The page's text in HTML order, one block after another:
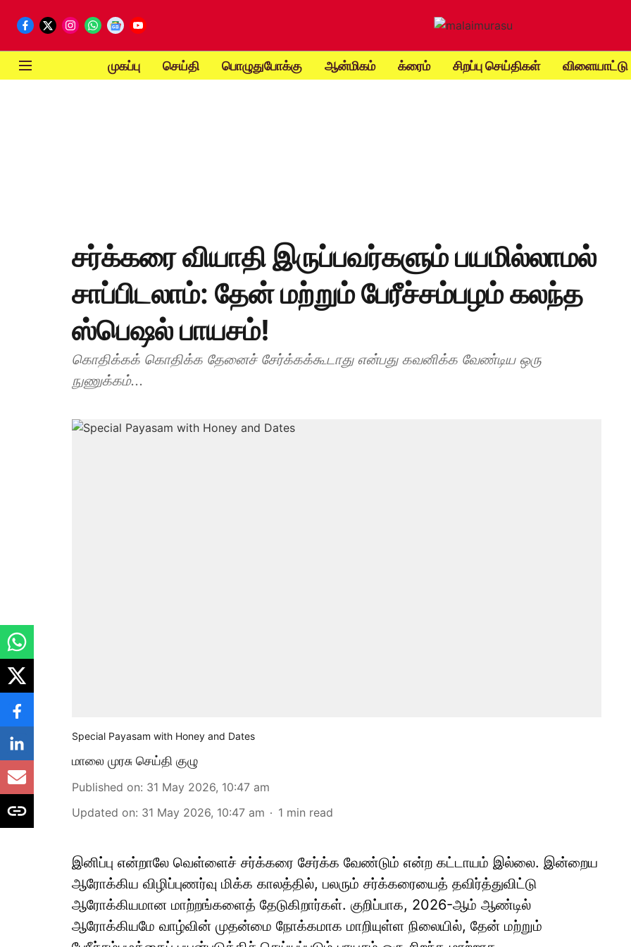
முகப்பு செய்தி பொழுதுபோக்கு ஆன்மிகம் க்ரைம் சிறப்பு செய்திகள் விளையாட்டு
சர்க்கரை வியாதி இருப்பவர்களும் பயமில்லாமல்
சாப்பிடலாம்: தேன் மற்றும் பேரீச்சம்பழம் கலந்த
ஸ்பெஷல் பாயசம்!
கொதிக்கக் கொதிக்க தேனைச் சேர்க்கக்கூடாது என்பது கவனிக்க வேண்டிய ஒரு
நுணுக்கம்...
Special Payasam with Honey and Dates
மாலை முரசு செய்தி குழு
Published on: 31 May 2026, 10:47 am
Updated on: 31 May 2026, 10:47 am 1 min read
இனிப்பு என்றாலே வெள்ளைச் சர்க்கரை சேர்க்க வேண்டும் என்ற கட்டாயம் இல்லை. இன்றைய
ஆரோக்கிய விழிப்புணர்வு மிக்க காலத்தில், பலரும் சர்க்கரையைத் தவிர்த்துவிட்டு
ஆரோக்கியமான மாற்றங்களைத் தேடுகிறார்கள். குறிப்பாக, 2026-ஆம் ஆண்டில்
ஆரோக்கியமே வாழ்வின் முதன்மை நோக்கமாக மாறியுள்ள நிலையில், தேன் மற்றும்